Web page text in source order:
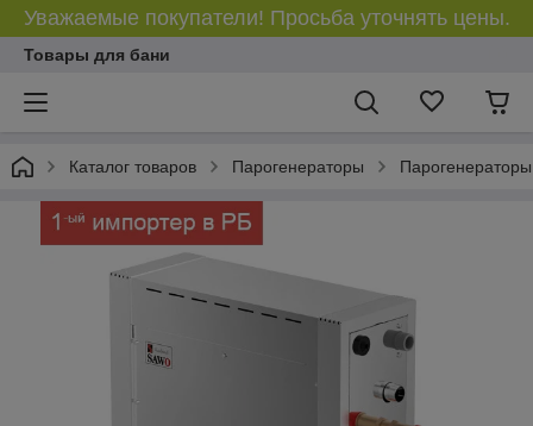
Уважаемые покупатели! Просьба уточнять цены.
Товары для бани
Каталог товаров Парогенераторы